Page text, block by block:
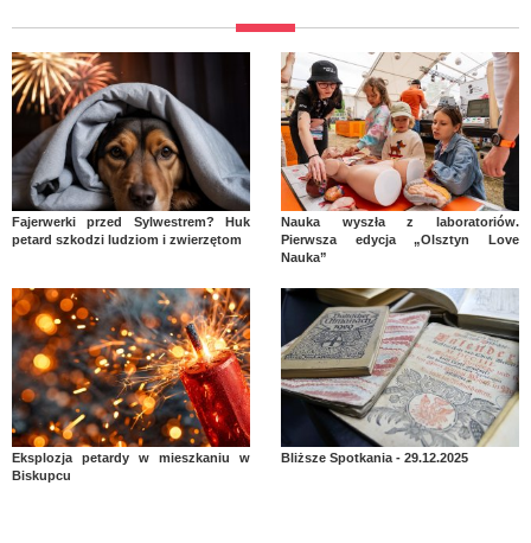
Fajerwerki przed Sylwestrem? Huk
petard szkodzi ludziom i zwierzętom
Nauka wyszła z laboratoriów.
Pierwsza edycja „Olsztyn Love
Nauka”
Eksplozja petardy w mieszkaniu w
Biskupcu
Bliższe Spotkania - 29.12.2025